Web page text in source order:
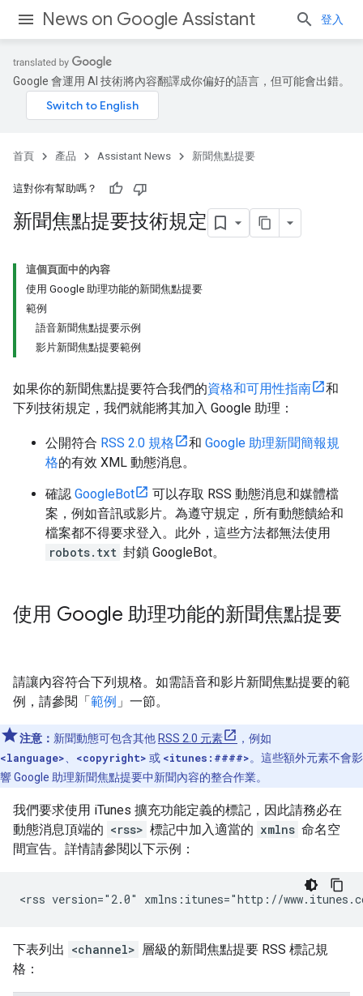
News on Google Assistant 登入
Google 會運用 AI 技術將內容翻譯成你偏好的語言，但可能會出錯。
首頁 產品 Assistant News 新聞焦點提要
這對你有幫助嗎？
新聞焦點提要技術規定
這個頁面中的內容
使用 Google 助理功能的新聞焦點提要
範例
語音新聞焦點提要示例
影片新聞焦點提要範例
如果你的新聞焦點提要符合我們的資格和可用性指南
和
下列技術規定，我們就能將其加入 Google 助理：
公開符合 RSS 2.0 規格 和 Google 助理新聞簡報規
格的有效 XML 動態消息。
確認 GoogleBot
可以存取 RSS 動態消息和媒體檔
案，例如音訊或影片。為遵守規定，所有動態饋給和
檔案都不得要求登入。此外，這些方法都無法使用
robots.txt 封鎖 GoogleBot。
使用 Google 助理功能的新聞焦點提要
請讓內容符合下列規格。如需語音和影片新聞焦點提要的範
例，請參閱「範例 」一節。
注意： 新聞動態可包含其他 RSS 2.0 元素
，例如
<language>
<copyright> 或 <itunes:####>。這些額外元素不會影
響 Google 助理新聞焦點提要中新聞內容的整合作業。
我們要求使用 iTunes 擴充功能定義的標記，因此請務必在
動態消息頂端的 <rss> 標記中加入適當的 xmlns 命名空
間宣告。詳情請參閱以下示例：
<rss version="2.0" xmlns:itunes="http://
下表列出 <channel> 層級的新聞焦點提要 RSS 標記規
格：